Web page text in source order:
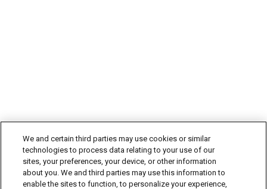
We and certain third parties may use cookies or similar
technologies to process data relating to your use of our
sites, your preferences, your device, or other information
about you. We and third parties may use this information to
enable the sites to function, to personalize your experience,